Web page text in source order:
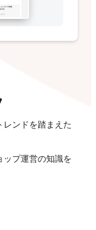
レンドを踏まえた
ップ運営の知識を